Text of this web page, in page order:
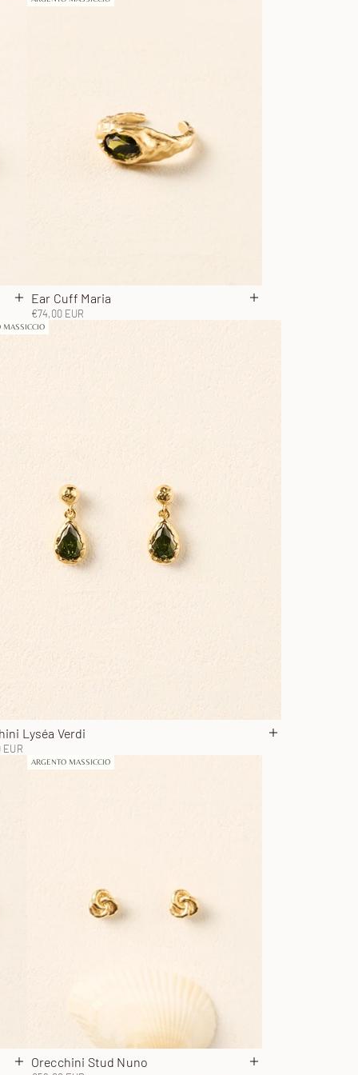
Aggiungi al carrello
Ear Cuff Maria
Prezzo scontato
€74,00 EUR Aggiungi al carrello
carrello
MASSICCIO
Lyséa Verdi
EUR Aggiungi al
Aggiungi al carrello
ARGENTO MASSICCIO
Orecchini Stud Nuno
Aggiungi al carrello